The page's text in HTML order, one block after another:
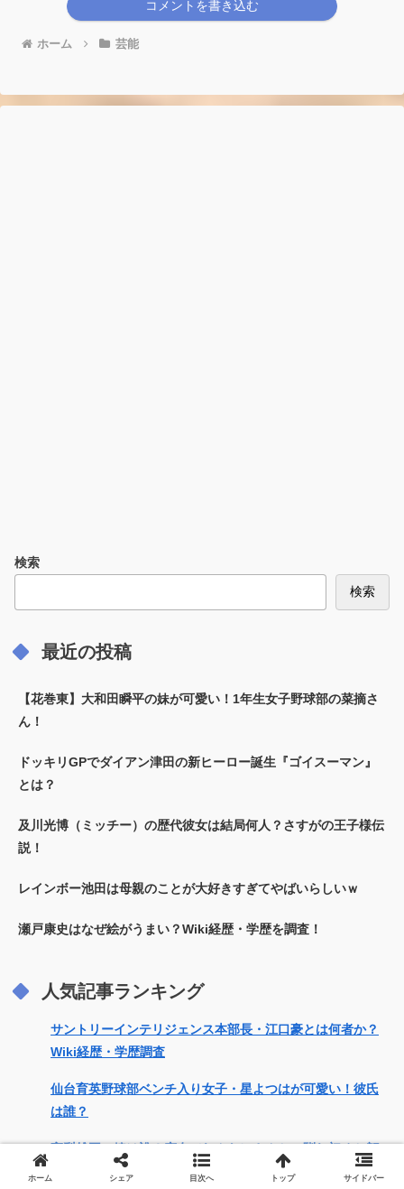
コメントを書き込む
ホーム 芸能
検索
検索
最近の投稿
【花巻東】大和田瞬平の妹が可愛い！1年生女子野球部の菜摘さ
ん！
ドッキリGPでダイアン津田の新ヒーロー誕生『ゴイスーマン』
とは？
及川光博（ミッチー）の歴代彼女は結局何人？さすがの王子様伝
説！
レインボー池田は母親のことが大好きすぎてやばいらしいｗ
瀬戸康史はなぜ絵がうまい？Wiki経歴・学歴を調査！
人気記事ランキング
サントリーインテリジェンス本部長・江口豪とは何者か？
Wiki経歴・学歴調査
仙台育英野球部ベンチ入り女子・星よつはが可愛い！彼氏
は誰？
高梨雄平の嫁は誰？恋奈（れんな）さんとの馴れ初めと顔
画像を調査！
ホーム シェア 目次へ トップ サイドバー